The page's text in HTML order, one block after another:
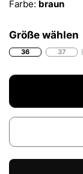
Farbe: braun
Größe wählen
36 37